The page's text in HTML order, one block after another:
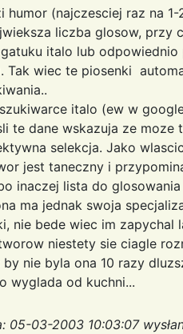
humor (najczesciej raz na
liczba glosow, przy
italo lub
Tak wiec te piosenki
italo (ew w
te dane wskazuja ze
selekcja. Jako
jest taneczny i
inaczej lista do
ma jednak swoja
nie bede wiec im
niestety sie ciagle
nie byla ona 10 razy
wyglada od kuchni...
05-03-2003 10:03:07